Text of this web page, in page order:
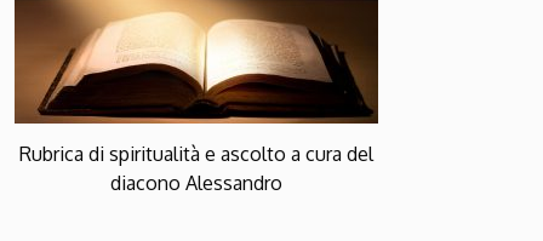
Rubrica di spiritualità e ascolto a cura del
diacono Alessandro